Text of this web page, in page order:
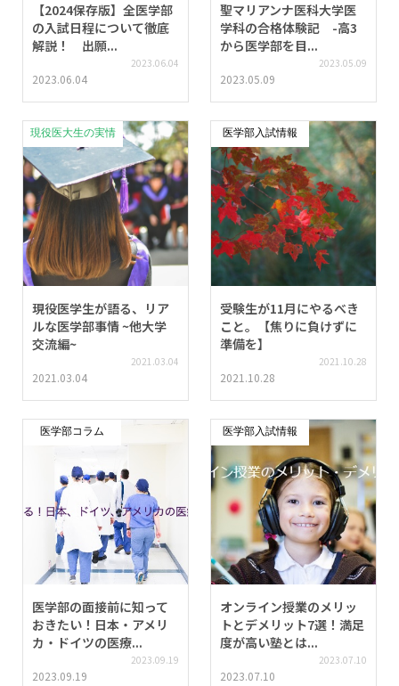
【2024保存版】全医学部
の入試日程について徹底
解説！ 出願...
2023.06.04
2023.06.04
聖マリアンナ医科大学医
学科の合格体験記 -高3
から医学部を目...
2023.05.09
2023.05.09
現役医大生の実情
現役医学生が語る、リア
ルな医学部事情 ~他大学
交流編~
2021.03.04
2021.03.04
医学部入試情報
受験生が11月にやるべき
こと。【焦りに負けずに
準備を】
2021.10.28
2021.10.28
医学部コラム
医学部の面接前に知って
おきたい！日本・アメリ
カ・ドイツの医療...
2023.09.19
2023.09.19
医学部入試情報
オンライン授業のメリッ
トとデメリット7選！満足
度が高い塾とは...
2023.07.10
2023.07.10